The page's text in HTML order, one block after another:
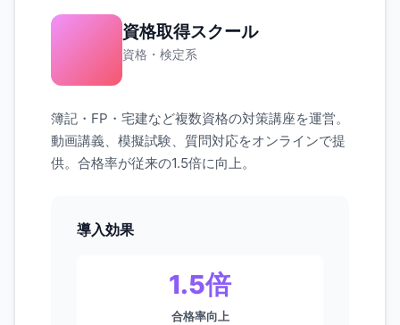
資格取得スクール
資格・検定系
簿記・FP・宅建など複数資格の対策講座を運営。
動画講義、模擬試験、質問対応をオンラインで提
供。合格率が従来の1.5倍に向上。
導入効果
1.5倍
合格率向上